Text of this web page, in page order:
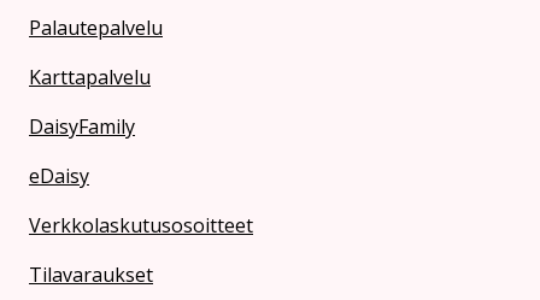
Palautepalvelu
Karttapalvelu
DaisyFamily
eDaisy
Verkkolaskutusosoitteet
Tilavaraukset